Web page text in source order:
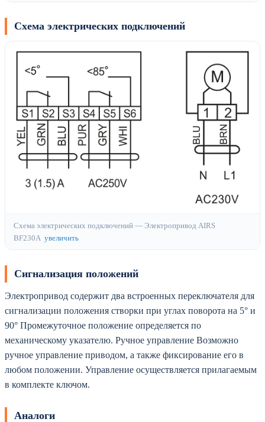
Схема электрических подключений
Схема электрических подключений — Электропривод AIRS
BF230A увеличить
Сигнализация положений
Электропривод содержит два встроенных переключателя для
сигнализации положения створки при углах поворота на 5° и
90° Промежуточное положение определяется по
механическому указателю. Ручное управление Возможно
ручное управление приводом, а также фиксирование его в
любом положении. Управление осуществляется прилагаемым
в комплекте ключом.
Аналоги